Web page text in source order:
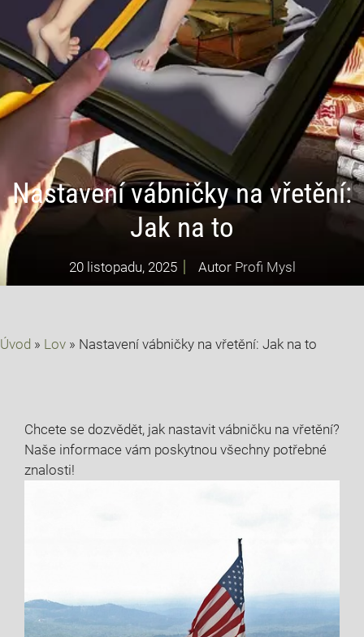
Nastavení vábničky na vřetění:
Jak na to
20 listopadu, 2025 Autor Profi Mysl
Úvod » Lov » Nastavení vábničky na vřetění: Jak na to
Chcete se dozvědět, jak nastavit vábničku na vřetění?
Naše informace vám poskytnou všechny potřebné
znalosti!